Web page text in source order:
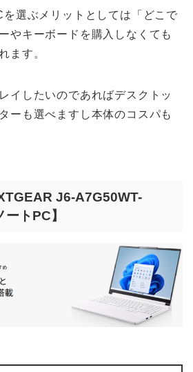
選ぶメリットとしては「どこで
やキーボードを購入しなくても
ます。
イしたいのであればデスクトッ
ーも選べますし本体のコスパも
J6-A7G50WT-
トPC】